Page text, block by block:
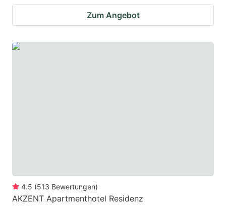
Zum Angebot
4.5 (513 Bewertungen)
AKZENT Apartmenthotel Residenz